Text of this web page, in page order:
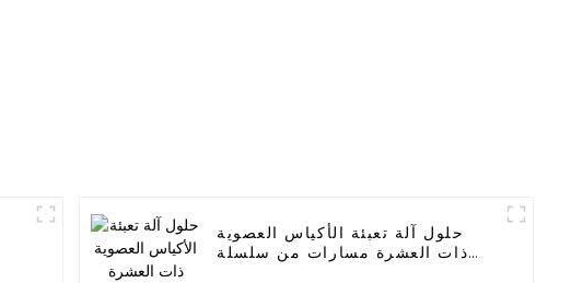
حلول آلة تعبئة الأكياس العصوية
ذات العشرة مسارات من سلسلة